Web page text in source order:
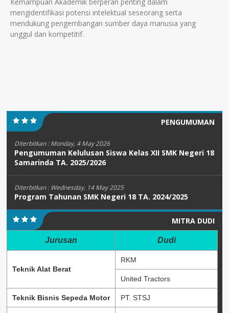
mengidentifikasi potensi intelektual seseorang serta
mendukung pengembangan sumber daya manusia yang
unggul dan kompetitif.
PENGUMUMAN
Diterbitkan :Monday, 4 May 2026
Pengumuman Kelulusan Siswa Kelas XII SMK Negeri 18
Samarinda TA. 2025/2026
Diterbitkan : Wednesday, 14 May 2025
Program Tahunan SMK Negeri 18 TA. 2024/2025
MITRA DUDI
Jurusan Dudi
Teknik Alat Berat
RKM
United Tractors
Teknik Bisnis Sepeda Motor PT. STSJ